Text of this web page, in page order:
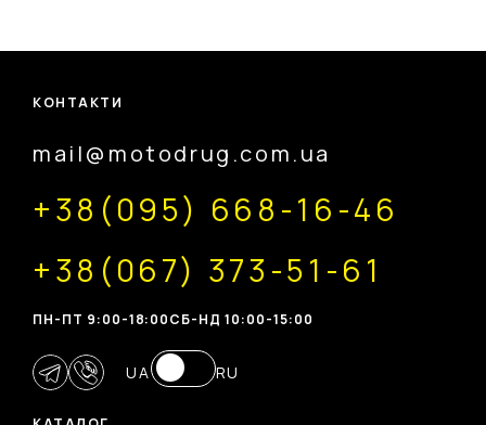
КОНТАКТИ
mail@motodrug.com.ua
+38(095) 668-16-46
+38(067) 373-51-61
ПН-ПТ 9:00-18:00CБ-НД 10:00-15:00
UA RU